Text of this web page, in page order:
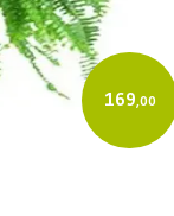
169,00